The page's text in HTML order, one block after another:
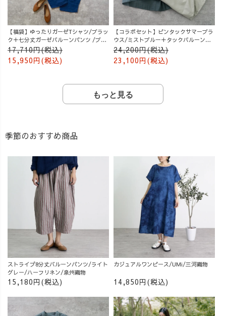
【福袋】ゆったりガーゼTシャツ/ブラッ
ク＋七分丈ガーゼバルーンパンツ /ブル
ー
17,710円(税込)
15,950円(税込)
【コラボセット】ピンタックサマーブラ
ウス/ミストブルー＋タックバルーンパ
ンツ/グレージュ
24,200円(税込)
23,100円(税込)
もっと見る
季節のおすすめ商品
ストライプ8分丈バルーンパンツ/ライト
グレー/ハーフリネン/泉州織物
15,180円(税込)
カジュアルワンピース/UMi/三河織物
14,850円(税込)